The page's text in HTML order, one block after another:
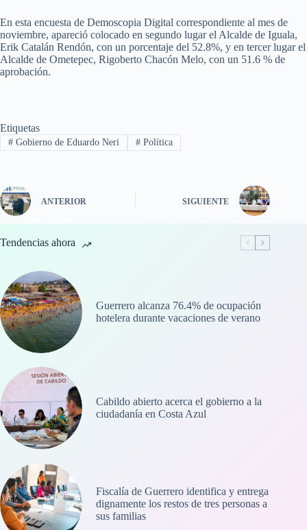
En esta encuesta de Demoscopia Digital correspondiente al mes de
noviembre, apareció colocado en segundo lugar el Alcalde de Iguala,
Erik Catalán Rendón, con un porcentaje del 52.8%, y en tercer lugar el
Alcalde de Ometepec, Rigoberto Chacón Melo, con un 51.6 % de
aprobación.
Etiquetas
#Gobierno de Eduardo Neri #Política
ANTERIOR SIGUIENTE
Tendencias ahora
Guerrero alcanza 76.4% de ocupación
hotelera durante vacaciones de verano
Cabildo abierto acerca el gobierno a la
ciudadanía en Costa Azul
Fiscalía de Guerrero identifica y entrega
dignamente los restos de tres personas a
sus familias